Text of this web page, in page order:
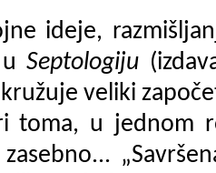
ideje,
uSeptologiju
veliki
toma, u jednom